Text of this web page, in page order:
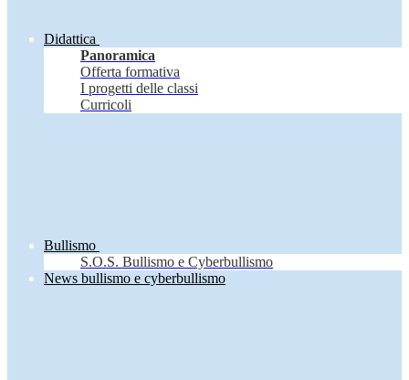
Didattica
Panoramica
Offerta formativa
I progetti delle classi
Curricoli
Bullismo
S.O.S. Bullismo e Cyberbullismo
News bullismo e cyberbullismo